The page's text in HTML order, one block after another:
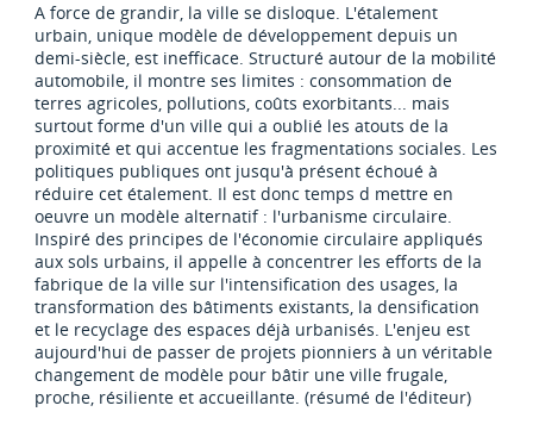
A force de grandir, la ville se disloque. L'étalement
urbain, unique modèle de développement depuis un
demi-siècle, est inefficace. Structuré autour de la mobilité
automobile, il montre ses limites : consommation de
terres agricoles, pollutions, coûts exorbitants... mais
surtout forme d'un ville qui a oublié les atouts de la
proximité et qui accentue les fragmentations sociales. Les
politiques publiques ont jusqu'à présent échoué à
réduire cet étalement. Il est donc temps d mettre en
oeuvre un modèle alternatif : l'urbanisme circulaire.
Inspiré des principes de l'économie circulaire appliqués
aux sols urbains, il appelle à concentrer les efforts de la
fabrique de la ville sur l'intensification des usages, la
transformation des bâtiments existants, la densification
et le recyclage des espaces déjà urbanisés. L'enjeu est
aujourd'hui de passer de projets pionniers à un véritable
changement de modèle pour bâtir une ville frugale,
proche, résiliente et accueillante. (résumé de l'éditeur)